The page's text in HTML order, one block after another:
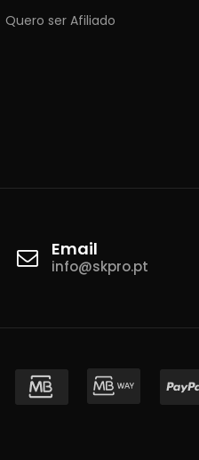
Quero ser Afiliado
Email
info@skpro.pt